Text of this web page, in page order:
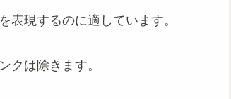
表現するのに適しています。
クは除きます。